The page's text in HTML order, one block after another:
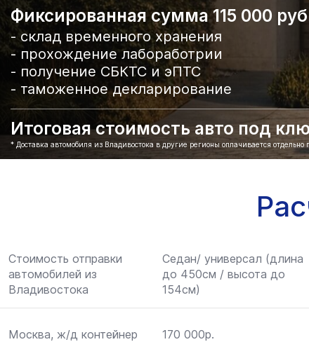
Фиксированная сумма 115 000
- склад временного хранения
- прохождение лабоработрии
- получение СБКТС и эПТС
- таможенное декларирование
Итоговая стоимость авто под
* Доставка автомобиля из Владивостока в другие регионы оплачивается отдельно
Стоимость отправки
автомобилей из
Владивостока
Седан/ универсал (длина
до 450см / высота до
154см)
Москва, ж/д контейнер 170 000р.